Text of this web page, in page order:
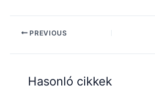
PREVIOUS
Hasonló cikkek